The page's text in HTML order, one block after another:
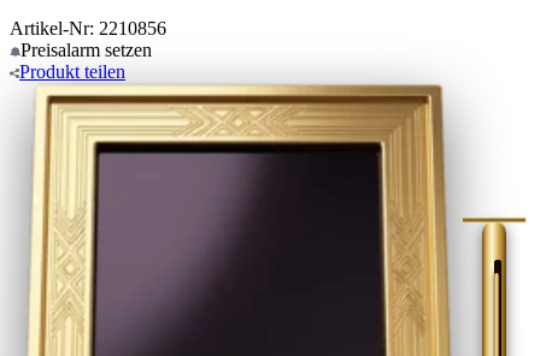
Artikel-Nr: 2210856
Preisalarm setzen
Produkt teilen